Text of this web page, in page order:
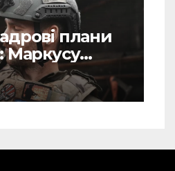
плани
Маркусу
важливу